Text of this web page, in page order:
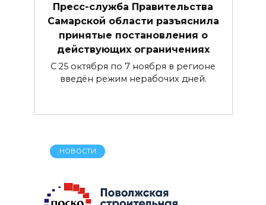
Пресс-служба Правительства
Самарской области разъяснила
принятые постановления о
действующих ограничениях
С 25 октября по 7 ноября в регионе
введён режим нерабочих дней.
НОВОСТИ